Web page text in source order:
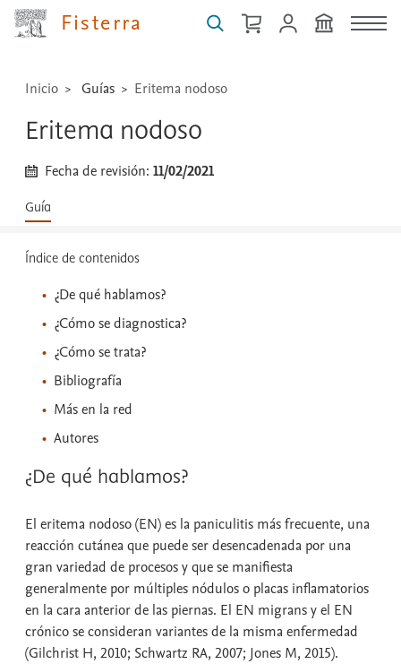
Fisterra
...
Inicio Guías Eritema nodoso
Eritema nodoso
Fecha de revisión:11/02/2021
Guía
Índice de contenidos
¿De qué hablamos?
¿Cómo se diagnostica?
¿Cómo se trata?
Bibliografía
Más en la red
Autores
¿De qué hablamos?
El eritema nodoso (EN) es la paniculitis más frecuente, una
reacción cutánea que puede ser desencadenada por una
gran variedad de procesos y que se manifiesta
generalmente por múltiples nódulos o placas inflamatorios
en la cara anterior de las piernas. El EN migrans y el EN
crónico se consideran variantes de la misma enfermedad
(Gilchrist H, 2010; Schwartz RA, 2007; Jones M, 2015).